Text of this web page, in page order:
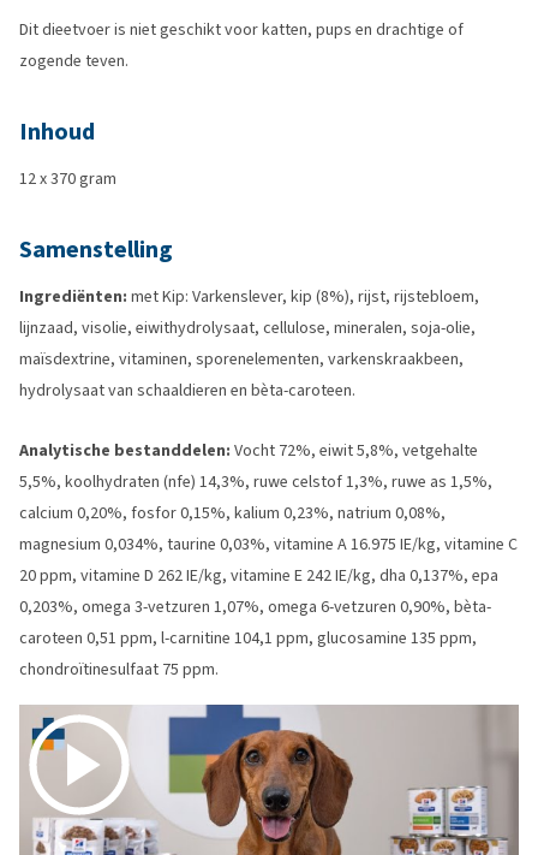
Dit dieetvoer is niet geschikt voor katten, pups en drachtige of
zogende teven.
Inhoud
12 x 370 gram
Samenstelling
Ingrediënten: met Kip: Varkenslever, kip (8%), rijst, rijstebloem,
lijnzaad, visolie, eiwithydrolysaat, cellulose, mineralen, soja-olie,
maïsdextrine, vitaminen, sporenelementen, varkenskraakbeen,
hydrolysaat van schaaldieren en bèta-caroteen.
Analytische bestanddelen: Vocht 72%, eiwit 5,8%, vetgehalte
5,5%, koolhydraten (nfe) 14,3%, ruwe celstof 1,3%, ruwe as 1,5%,
calcium 0,20%, fosfor 0,15%, kalium 0,23%, natrium 0,08%,
magnesium 0,034%, taurine 0,03%, vitamine A 16.975 IE/kg, vitamine C
20 ppm, vitamine D 262 IE/kg, vitamine E 242 IE/kg, dha 0,137%, epa
0,203%, omega 3-vetzuren 1,07%, omega 6-vetzuren 0,90%, bèta-
caroteen 0,51 ppm, l-carnitine 104,1 ppm, glucosamine 135 ppm,
chondroïtinesulfaat 75 ppm.